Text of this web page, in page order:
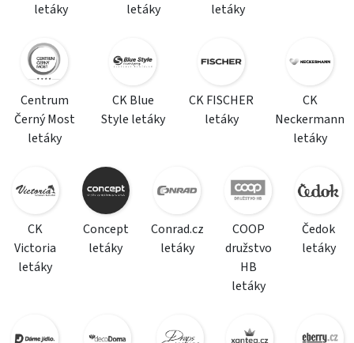
letáky
letáky
letáky
Centrum
Černý Most
letáky
CK Blue
Style letáky
CK FISCHER
letáky
CK
Neckermann
letáky
CK
Victoria
letáky
Concept
letáky
Conrad.cz
letáky
COOP
družstvo
HB
letáky
Čedok
letáky